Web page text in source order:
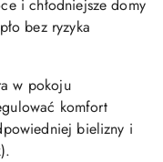
i chłodniejsze domy
bez ryzyka
w pokoju
komfort
bielizny i